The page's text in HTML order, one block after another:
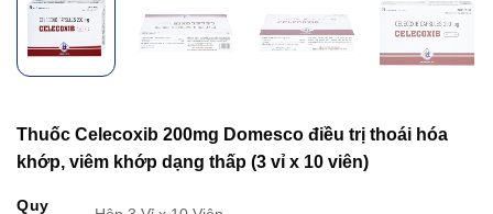
Thuốc Celecoxib 200mg Domesco điều trị thoái hóa
khớp, viêm khớp dạng thấp (3 vỉ x 10 viên)
Quy